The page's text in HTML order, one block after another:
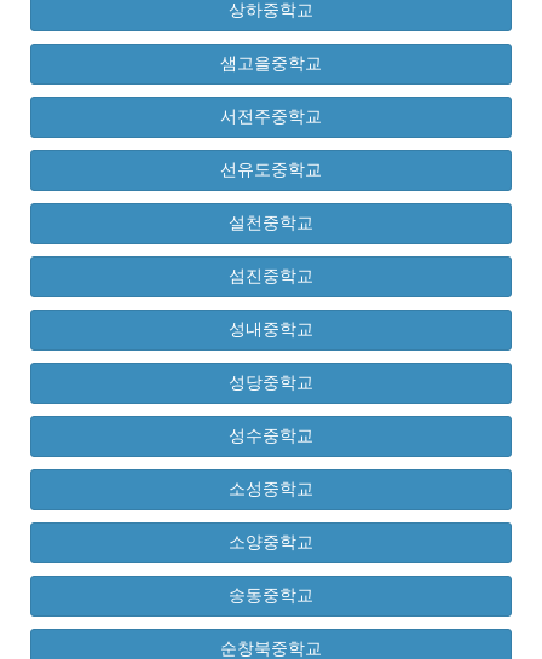
상하중학교
샘고을중학교
서전주중학교
선유도중학교
설천중학교
섬진중학교
성내중학교
성당중학교
성수중학교
소성중학교
소양중학교
송동중학교
순창북중학교